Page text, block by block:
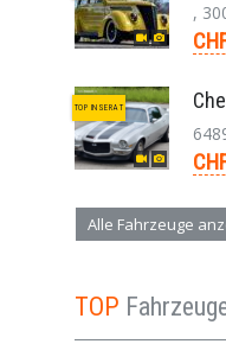
,
TOP INSERAT
Alle Fahrzeuge
TOP